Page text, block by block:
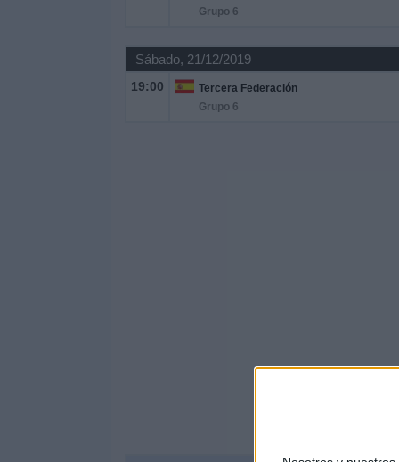
Grupo 6
Sábado, 21/12/2019
19:00
Tercera Federación
Grupo 6